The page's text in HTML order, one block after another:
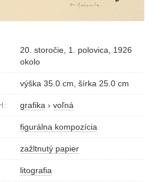
20. storočie, 1. polovica, 1926
okolo
výška 35.0 cm, šírka 25.0 cm
grafika › voľná
figurálna kompozícia
zažltnutý papier
litografia